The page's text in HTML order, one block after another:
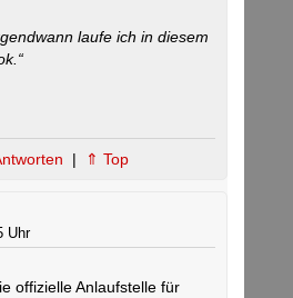
laufe ich in diesem
| ⇑ Top
Uhr
offizielle Anlaufstelle für